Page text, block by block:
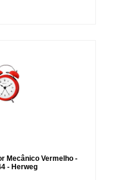
Mecânico Vermelho -
- Herweg